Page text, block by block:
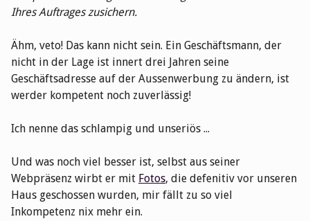
Ihres Auftrages zusichern.
Ähm, veto! Das kann nicht sein. Ein Geschäftsmann, der
nicht in der Lage ist innert drei Jahren seine
Geschäftsadresse auf der Aussenwerbung zu ändern, ist
werder kompetent noch zuverlässig!
Ich nenne das schlampig und unseriös ...
Und was noch viel besser ist, selbst aus seiner
Webpräsenz wirbt er mit Fotos, die defenitiv vor unseren
Haus geschossen wurden, mir fällt zu so viel
Inkompetenz nix mehr ein.